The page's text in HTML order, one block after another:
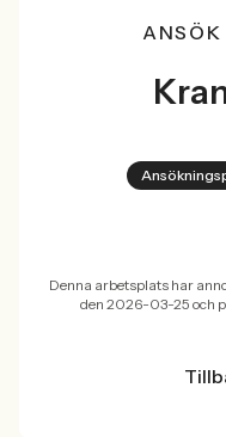
ANSÖK
Denna arbetsplats har
den 2026-03-25 och